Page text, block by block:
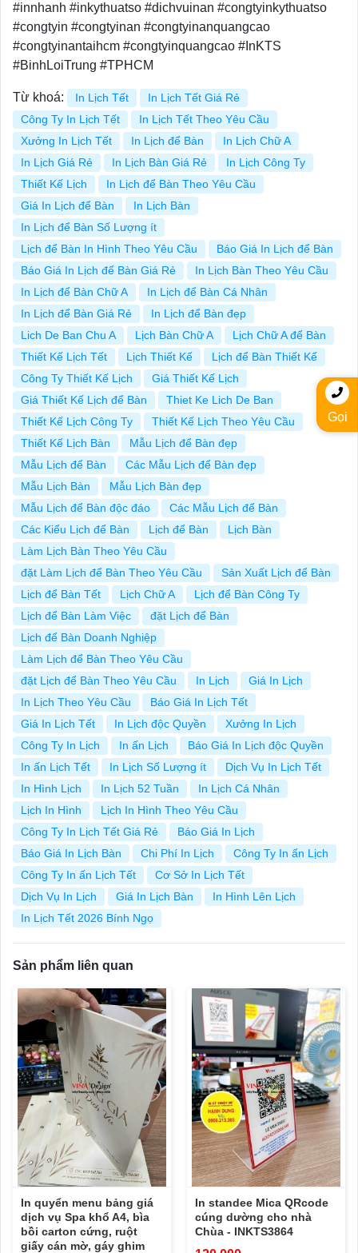
#innhanh #inkythuatso #dichvuinan #congtyinkythuatso
#congtyin #congtyinan #congtyinanquangcao
#congtyinantaihcm #congtyinquangcao #InKTS
#BinhLoiTrung #TPHCM
Từ khoá: In Lịch Tết
In Lịch Tết Giá Rẻ
Công Ty In Lịch Tết
In Lịch Tết Theo Yêu Cầu
Xưởng In Lịch Tết
In Lịch để Bàn
In Lịch Chữ A
In Lịch Giá Rẻ
In Lịch Bàn Giá Rẻ
In Lịch Công Ty
Thiết Kế Lịch
In Lịch để Bàn Theo Yêu Cầu
Giá In Lịch để Bàn
In Lịch Bàn
In Lịch để Bàn Số Lượng ít
Lịch để Bàn In Hình Theo Yêu Cầu
Báo Giá In Lịch để Bàn
Báo Giá In Lịch để Bàn Giá Rẻ
In Lịch Bàn Theo Yêu Cầu
In Lịch để Bàn Chữ A
In Lịch để Bàn Cá Nhân
In Lịch để Bàn Giá Rẻ
In Lịch để Bàn đẹp
Lich De Ban Chu A
Lịch Bàn Chữ A
Lịch Chữ A để Bàn
Thiết Kế Lịch Tết
Lịch Thiết Kế
Lịch để Bàn Thiết Kế
Công Ty Thiết Kế Lịch
Giá Thiết Kế Lịch
Giá Thiết Kế Lịch để Bàn
Thiet Ke Lich De Ban
Thiết Kế Lịch Công Ty
Thiết Kế Lịch Theo Yêu Cầu
Thiết Kế Lịch Bàn
Mẫu Lịch để Bàn đẹp
Mẫu Lịch để Bàn
Các Mẫu Lịch để Bàn đẹp
Mẫu Lịch Bàn
Mẫu Lịch Bàn đẹp
Mẫu Lịch để Bàn độc đáo
Các Mẫu Lịch để Bàn
Các Kiểu Lịch để Bàn
Lịch để Bàn
Lịch Bàn
Làm Lịch Bàn Theo Yêu Cầu
đặt Làm Lịch để Bàn Theo Yêu Cầu
Sản Xuất Lịch để Bàn
Lịch để Bàn Tết
Lịch Chữ A
Lịch để Bàn Công Ty
Lịch để Bàn Làm Việc
đặt Lịch để Bàn
Lịch để Bàn Doanh Nghiệp
Làm Lịch để Bàn Theo Yêu Cầu
đặt Lịch để Bàn Theo Yêu Cầu
In Lịch
Giá In Lịch
In Lịch Theo Yêu Cầu
Báo Giá In Lịch Tết
Giá In Lịch Tết
In Lịch độc Quyền
Xưởng In Lịch
Công Ty In Lịch
In ấn Lịch
Báo Giá In Lịch độc Quyền
In ấn Lịch Tết
In Lịch Số Lượng ít
Dịch Vụ In Lịch Tết
In Hình Lịch
In Lịch 52 Tuần
In Lịch Cá Nhân
Lịch In Hình
Lịch In Hình Theo Yêu Cầu
Công Ty In Lịch Tết Giá Rẻ
Báo Giá In Lịch
Báo Giá In Lịch Bàn
Chi Phí In Lịch
Công Ty In ấn Lịch
Công Ty In ấn Lịch Tết
Cơ Sở In Lịch Tết
Dịch Vụ In Lịch
Giá In Lịch Bàn
In Hình Lên Lịch
In Lịch Tết 2026 Bính Ngọ
Sản phẩm liên quan
In quyển menu bảng giá
dịch vụ Spa khổ A4, bìa
bồi carton cứng, ruột
giấy cán mờ, gáy ghim
In standee Mica QRcode
cúng dường cho nhà
Chùa - INKTS3864
Gọi